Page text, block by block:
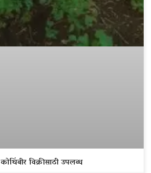
कोथिंबीर विक्रीसाठी उपलब्ध